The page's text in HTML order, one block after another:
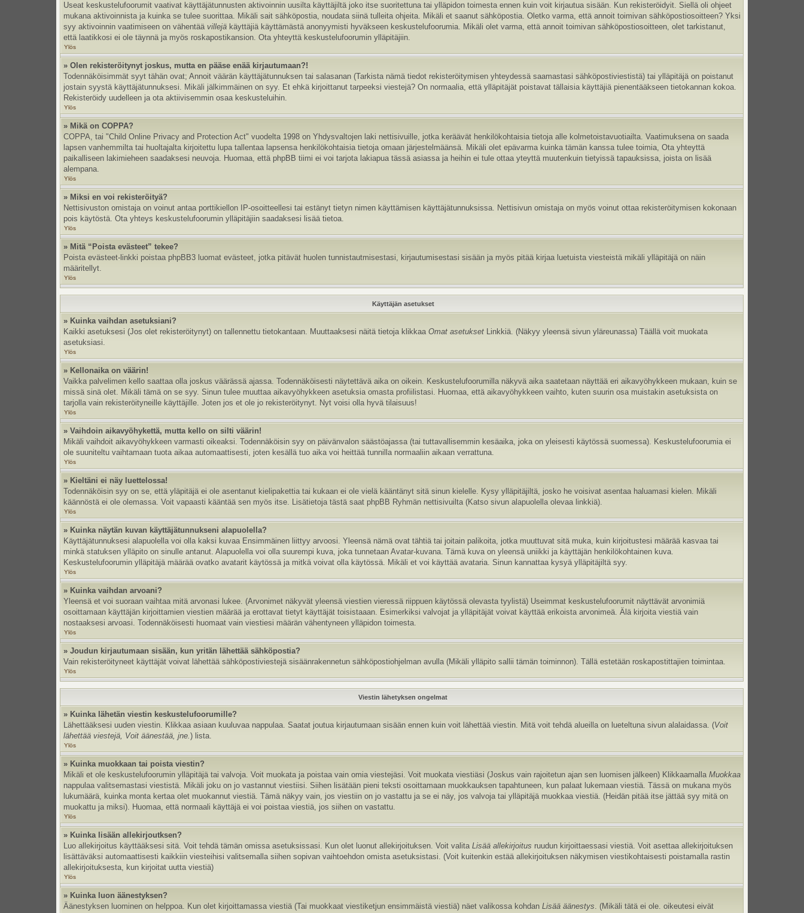
Useat keskustelufoorumit vaativat käyttäjätunnusten aktivoinnin uusilta käyttäjiltä joko itse suoritettuna tai ylläpidon toimesta ennen kuin voit kirjautua sisään. Kun rekisteröidyit. Siellä oli ohjeet
mukana aktivoinnista ja kuinka se tulee suorittaa. Mikäli sait sähköpostia, noudata siinä tulleita ohjeita. Mikäli et saanut sähköpostia. Oletko varma, että annoit toimivan sähköpostiosoitteen? Yksi
syy aktivoinnin vaatimiseen on vähentäävillejä käyttäjiä käyttämästä anonyymisti hyväkseen keskustelufoorumia. Mikäli olet varma, että annoit toimivan sähköpostiosoitteen, olet tarkistanut,
että laatikkosi ei ole täynnä ja myös roskapostikansion. Ota yhteyttä keskustelufoorumin ylläpitäjiin.
Ylös
» Olen rekisteröitynyt joskus, mutta en pääse enää kirjautumaan?!
Todennäköisimmät syyt tähän ovat; Annoit väärän käyttäjätunnuksen tai salasanan (Tarkista nämä tiedot rekisteröitymisen yhteydessä saamastasi sähköpostiviestistä) tai ylläpitäjä on poistanut
jostain syystä käyttäjätunnuksesi. Mikäli jälkimmäinen on syy. Et ehkä kirjoittanut tarpeeksi viestejä? On normaalia, että ylläpitäjät poistavat tällaisia käyttäjiä pienentääkseen tietokannan kokoa.
Rekisteröidy uudelleen ja ota aktiivisemmin osaa keskusteluihin.
Ylös
» Mikä on COPPA?
COPPA, tai "Child Online Privacy and Protection Act" vuodelta 1998 on Yhdysvaltojen laki nettisivuille, jotka keräävät henkilökohtaisia tietoja alle kolmetoistavuotiailta. Vaatimuksena on saada
lapsen vanhemmilta tai huoltajalta kirjoitettu lupa tallentaa lapsensa henkilökohtaisia tietoja omaan järjestelmäänsä. Mikäli olet epävarma kuinka tämän kanssa tulee toimia, Ota yhteyttä
paikalliseen lakimieheen saadaksesi neuvoja. Huomaa, että phpBB tiimi ei voi tarjota lakiapua tässä asiassa ja heihin ei tule ottaa yteyttä muutenkuin tietyissä tapauksissa, joista on lisää
alempana.
Ylös
» Miksi en voi rekisteröityä?
Nettisivuston omistaja on voinut antaa porttikiellon IP-osoitteellesi tai estänyt tietyn nimen käyttämisen käyttäjätunnuksissa. Nettisivun omistaja on myös voinut ottaa rekisteröitymisen kokonaan
pois käytöstä. Ota yhteys keskustelufoorumin ylläpitäjiin saadaksesi lisää tietoa.
Ylös
» Mitä “Poista evästeet” tekee?
Poista evästeet-linkki poistaa phpBB3 luomat evästeet, jotka pitävät huolen tunnistautmisestasi, kirjautumisestasi sisään ja myös pitää kirjaa luetuista viesteistä mikäli ylläpitäjä on näin
määritellyt.
Ylös
Käyttäjän asetukset
» Kuinka vaihdan asetuksiani?
Kaikki asetuksesi (Jos olet rekisteröitynyt) on tallennettu tietokantaan. Muuttaaksesi näitä tietoja klikkaaOmat asetukset Linkkiä. (Näkyy yleensä sivun yläreunassa) Täällä voit muokata
asetuksiasi.
Ylös
» Kellonaika on väärin!
Vaikka palvelimen kello saattaa olla joskus väärässä ajassa. Todennäköisesti näytettävä aika on oikein. Keskustelufoorumilla näkyvä aika saatetaan näyttää eri aikavyöhykkeen mukaan, kuin se
missä sinä olet. Mikäli tämä on se syy. Sinun tulee muuttaa aikavyöhykkeen asetuksia omasta profiilistasi. Huomaa, että aikavyöhykkeen vaihto, kuten suurin osa muistakin asetuksista on
tarjolla vain rekisteröityneille käyttäjille. Joten jos et ole jo rekisteröitynyt. Nyt voisi olla hyvä tilaisuus!
Ylös
» Vaihdoin aikavyöhykettä, mutta kello on silti väärin!
Mikäli vaihdoit aikavyöhykkeen varmasti oikeaksi. Todennäköisin syy on päivänvalon säästöajassa (tai tuttavallisemmin kesäaika, joka on yleisesti käytössä suomessa). Keskustelufoorumia ei
ole suuniteltu vaihtamaan tuota aikaa automaattisesti, joten kesällä tuo aika voi heittää tunnilla normaaliin aikaan verrattuna.
Ylös
» Kieltäni ei näy luettelossa!
Todennäköisin syy on se, että yläpitäjä ei ole asentanut kielipakettia tai kukaan ei ole vielä kääntänyt sitä sinun kielelle. Kysy ylläpitäjiltä, josko he voisivat asentaa haluamasi kielen. Mikäli
käännöstä ei ole olemassa. Voit vapaasti kääntää sen myös itse. Lisätietoja tästä saat phpBB Ryhmän nettisivuilta (Katso sivun alapuolella olevaa linkkiä).
Ylös
» Kuinka näytän kuvan käyttäjätunnukseni alapuolella?
Käyttäjätunnuksesi alapuolella voi olla kaksi kuvaa Ensimmäinen liittyy arvoosi. Yleensä nämä ovat tähtiä tai joitain palikoita, jotka muuttuvat sitä muka, kuin kirjoitustesi määrää kasvaa tai
minkä statuksen ylläpito on sinulle antanut. Alapuolella voi olla suurempi kuva, joka tunnetaan Avatar-kuvana. Tämä kuva on yleensä uniikki ja käyttäjän henkilökohtainen kuva.
Keskustelufoorumin ylläpitäjä määrää ovatko avatarit käytössä ja mitkä voivat olla käytössä. Mikäli et voi käyttää avataria. Sinun kannattaa kysyä ylläpitäjiltä syy.
Ylös
» Kuinka vaihdan arvoani?
Yleensä et voi suoraan vaihtaa mitä arvonasi lukee. (Arvonimet näkyvät yleensä viestien vieressä riippuen käytössä olevasta tyylistä) Useimmat keskustelufoorumit näyttävät arvonimiä
osoittamaan käyttäjän kirjoittamien viestien määrää ja erottavat tietyt käyttäjät toisistaaan. Esimerkiksi valvojat ja ylläpitäjät voivat käyttää erikoista arvonimeä. Älä kirjoita viestiä vain
nostaaksesi arvoasi. Todennäköisesti huomaat vain viestiesi määrän vähentyneen ylläpidon toimesta.
Ylös
» Joudun kirjautumaan sisään, kun yritän lähettää sähköpostia?
Vain rekisteröityneet käyttäjät voivat lähettää sähköpostiviestejä sisäänrakennetun sähköpostiohjelman avulla (Mikäli ylläpito sallii tämän toiminnon). Tällä estetään roskapostittajien toimintaa.
Ylös
Viestin lähetyksen ongelmat
» Kuinka lähetän viestin keskustelufoorumille?
Lähettääksesi uuden viestin. Klikkaa asiaan kuuluvaa nappulaa. Saatat joutua kirjautumaan sisään ennen kuin voit lähettää viestin. Mitä voit tehdä alueilla on lueteltuna sivun alalaidassa. (Voit
lähettää viestejä, Voit äänestää, jne.) lista.
Ylös
» Kuinka muokkaan tai poista viestin?
Mikäli et ole keskustelufoorumin ylläpitäjä tai valvoja. Voit muokata ja poistaa vain omia viestejäsi. Voit muokata viestiäsi (Joskus vain rajoitetun ajan sen luomisen jälkeen) KlikkaamallaMuokkaa
nappulaa valitsemastasi viestistä. Mikäli joku on jo vastannut viestiisi. Siihen lisätään pieni teksti osoittamaan muokkauksen tapahtuneen, kun palaat lukemaan viestiä. Tässä on mukana myös
lukumäärä, kuinka monta kertaa olet muokannut viestiä. Tämä näkyy vain, jos viestiin on jo vastattu ja se ei näy, jos valvoja tai ylläpitäjä muokkaa viestiä. (Heidän pitää itse jättää syy mitä on
muokattu ja miksi). Huomaa, että normaali käyttäjä ei voi poistaa viestiä, jos siihen on vastattu.
Ylös
» Kuinka lisään allekirjoutksen?
Luo allekirjoitus käyttääksesi sitä. Voit tehdä tämän omissa asetuksissasi. Kun olet luonut allekirjoituksen. Voit valitaLisää allekirjoitus ruudun kirjoittaessasi viestiä. Voit asettaa allekirjoituksen
lisättäväksi automaattisesti kaikkiin viesteihisi valitsemalla siihen sopivan vaihtoehdon omista asetuksistasi. (Voit kuitenkin estää allekirjoituksen näkymisen viestikohtaisesti poistamalla rastin
allekirjoituksesta, kun kirjoitat uutta viestiä)
Ylös
» Kuinka luon äänestyksen?
Äänestyksen luominen on helppoa. Kun olet kirjoittamassa viestiä (Tai muokkaat viestiketjun ensimmäistä viestiä) näet valikossa kohdanLisää äänestys. (Mikäli tätä ei ole. oikeutesi eivät